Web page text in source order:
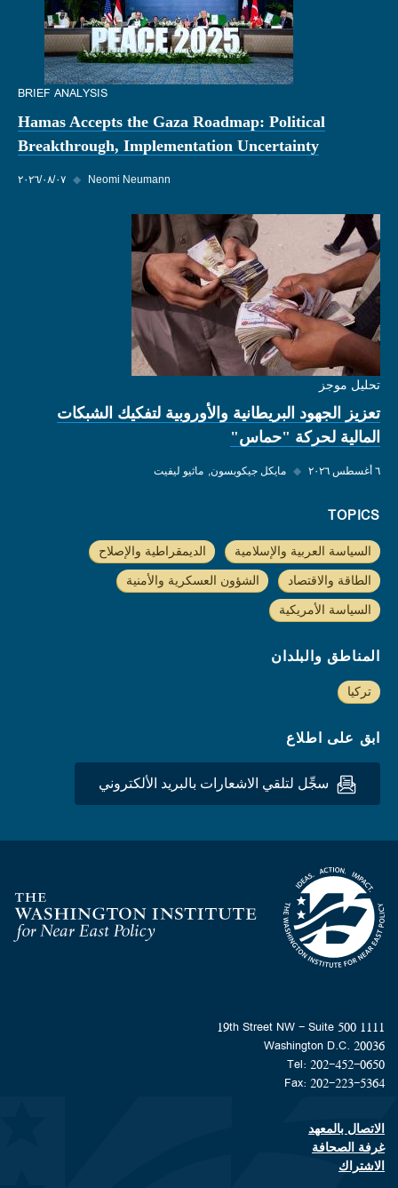
BRIEF ANALYSIS
Hamas Accepts the Gaza Roadmap: Political
Breakthrough, Implementation Uncertainty
٠٧‏/٠٨‏/٢٠٢٦ ◆ Neomi Neumann
تحليل موجز
تعزيز الجهود البريطانية والأوروبية لتفكيك الشبكات
المالية لحركة "حماس"
٦ أغسطس ٢٠٢٦ ◆ مايكل جيكوبسون ماثيو ليفيت
TOPICS
السياسة العربية والإسلامية الديمقراطية والإصلاح
الطاقة والاقتصاد الشؤون العسكرية والأمنية
السياسة الأمريكية
المناطق والبلدان
تركيا
ابق على اطلاع
سجِّل لتلقي الاشعارات بالبريد الألكتروني
Homepage
1111 19th Street NW - Suite 500
Washington D.C. 20036
Tel: 202-452-0650
Fax: 202-223-5364
Footer contact links
الاتصال بالمعهد
غرفة الصحافة
الاشتراك